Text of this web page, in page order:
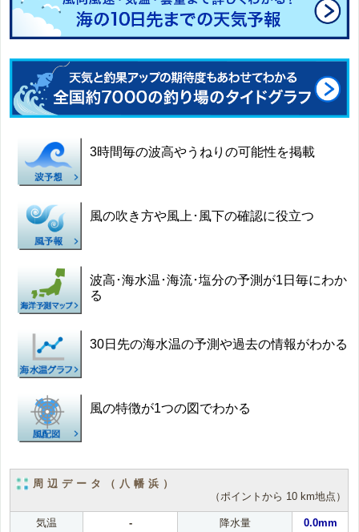
3時間毎の波高やうねりの可能性を掲載
風の吹き方や風上･風下の確認に役立つ
波高･海水温･海流･塩分の予測が1日毎にわか
る
30日先の海水温の予測や過去の情報がわかる
風の特徴が1つの図でわかる
周辺データ（八幡浜）
（ポイントから 10 km地点）
気温 - 降水量
0.0mm